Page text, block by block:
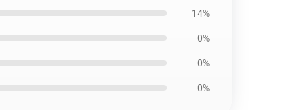
14%
0%
0%
0%